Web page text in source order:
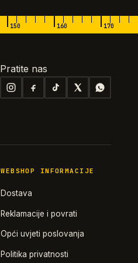
150 160 170
Pratite nas
WEBSHOP INFORMACIJE
Dostava
Reklamacije i povrati
Opći uvjeti poslovanja
Politika privatnosti